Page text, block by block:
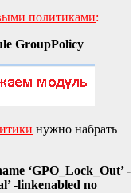
политиками:
GroupPolicy
нужно набрать
‘GPO_Lock_Out’ -
-linkenabled no